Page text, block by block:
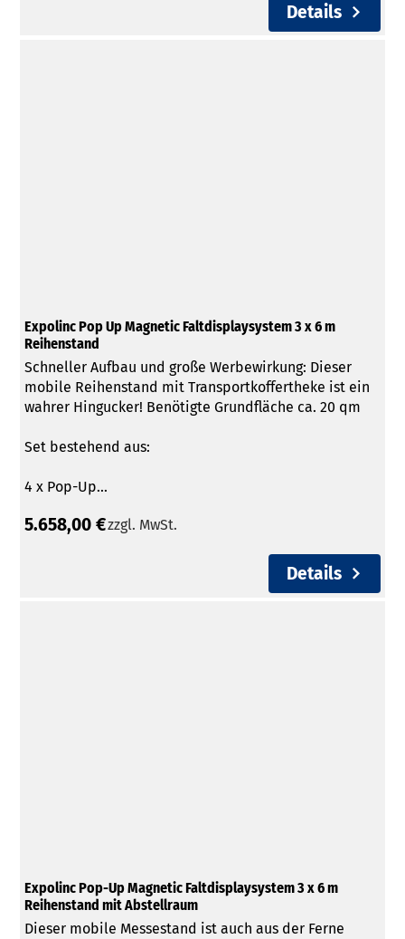
Details
Expolinc Pop Up Magnetic Faltdisplaysystem 3 x 6 m
Reihenstand
Schneller Aufbau und große Werbewirkung: Dieser
mobile Reihenstand mit Transportkoffertheke ist ein
wahrer Hingucker! Benötigte Grundfläche ca. 20 qm
Set bestehend aus:
4 x Pop-Up...
5.658,00 €zzgl. MwSt.
Details
Expolinc Pop-Up Magnetic Faltdisplaysystem 3 x 6 m
Reihenstand mit Abstellraum
Dieser mobile Messestand ist auch aus der Ferne